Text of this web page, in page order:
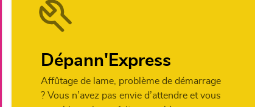
Dépann'Express
Affûtage de lame, problème de démarrage
? Vous n’avez pas envie d’attendre et vous